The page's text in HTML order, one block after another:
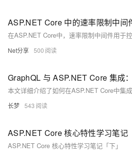
ASP.NET Core 中的速率限制中间
Net分享 500
GraphQL 与 ASP.NET Core 集成
长梦 543
ASP.NET Core 核心特性学习笔记
ASP.NET Core 核心特性学习笔记「下」